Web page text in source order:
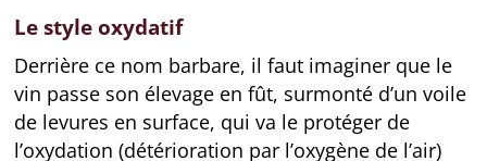
Le style oxydatif
Derrière ce nom barbare, il faut imaginer que le
vin passe son élevage en fût, surmonté d’un voile
de levures en surface, qui va le protéger de
l’oxydation (détérioration par l’oxygène de l’air)